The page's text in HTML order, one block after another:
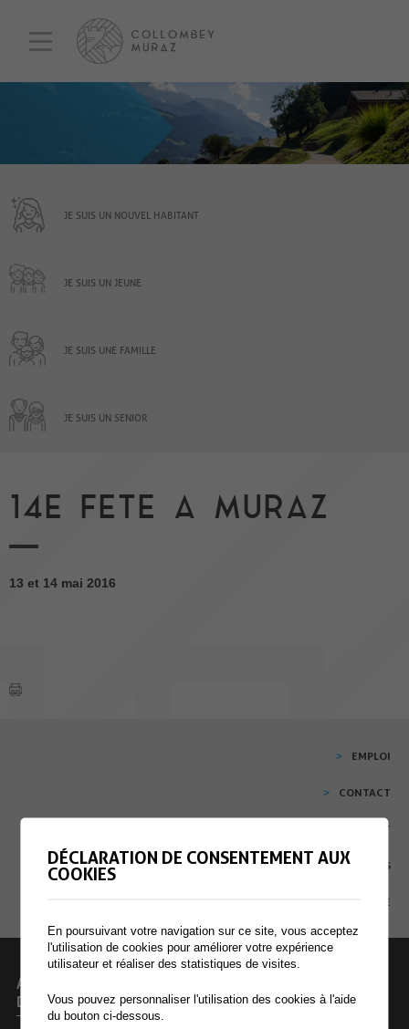
JE SUIS UN NOUVEL HABITANT
JE SUIS UN JEUNE
JE SUIS UNE FAMILLE
JE SUIS UN SENIOR
14E FETE A MURAZ
13 et 14 mai 2016
EMPLOI
CONTACT
EXTRANET
MENTIONS LÉGALES
PLAN DU SITE
ADMINISTRATION COMMUNALE
DE COLLOMBEY-MURAZ
DÉCLARATION DE CONSENTEMENT AUX
COOKIES
En poursuivant votre navigation sur ce site, vous acceptez
l'utilisation de cookies pour améliorer votre expérience
utilisateur et réaliser des statistiques de visites.
Vous pouvez personnaliser l'utilisation des cookies à l'aide
du bouton ci-dessous.